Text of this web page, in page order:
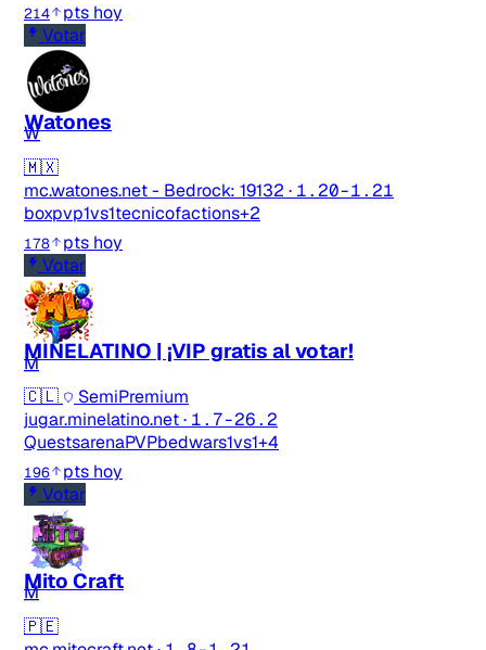
214
pts hoy
Votar
W
Watones
🇲🇽
mc.watones.net - Bedrock: 19132 · 1.20-1.21
boxpvp1vs1tecnicofactions+2
178
pts hoy
Votar
M
MINELATINO | ¡VIP gratis al votar!
🇨🇱
SemiPremium
jugar.minelatino.net· 1.7-26.2
QuestsarenaPVPbedwars1vs1+4
196
pts hoy
Votar
M
Mito Craft
🇵🇪